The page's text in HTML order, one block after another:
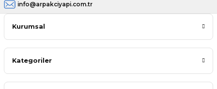
info@arpakciyapi.com.tr
Kurumsal
Kategoriler